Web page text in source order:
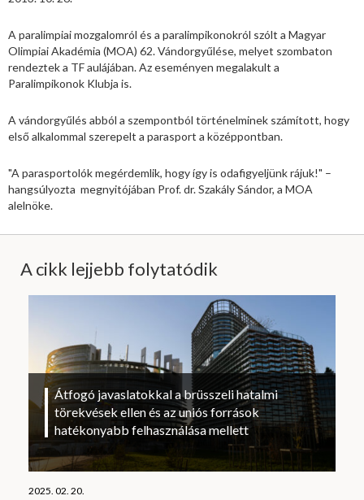
A paralimpiai mozgalomról és a paralimpikonokról szólt a Magyar
Olimpiai Akadémia (MOA) 62. Vándorgyűlése, melyet szombaton
rendeztek a TF aulájában. Az eseményen megalakult a
Paralimpikonok Klubja is.
A vándorgyűlés abból a szempontból történelminek számított, hogy
első alkalommal szerepelt a parasport a középpontban.
"A parasportolók megérdemlik, hogy így is odafigyeljünk rájuk!" –
hangsúlyozta megnyitójában Prof. dr. Szakály Sándor, a MOA
alelnöke.
A cikk lejjebb folytatódik
Átfogó javaslatokkal a brüsszeli hatalmi
törekvések ellen és az uniós források
hatékonyabb felhasználása mellett
2025. 02. 20.